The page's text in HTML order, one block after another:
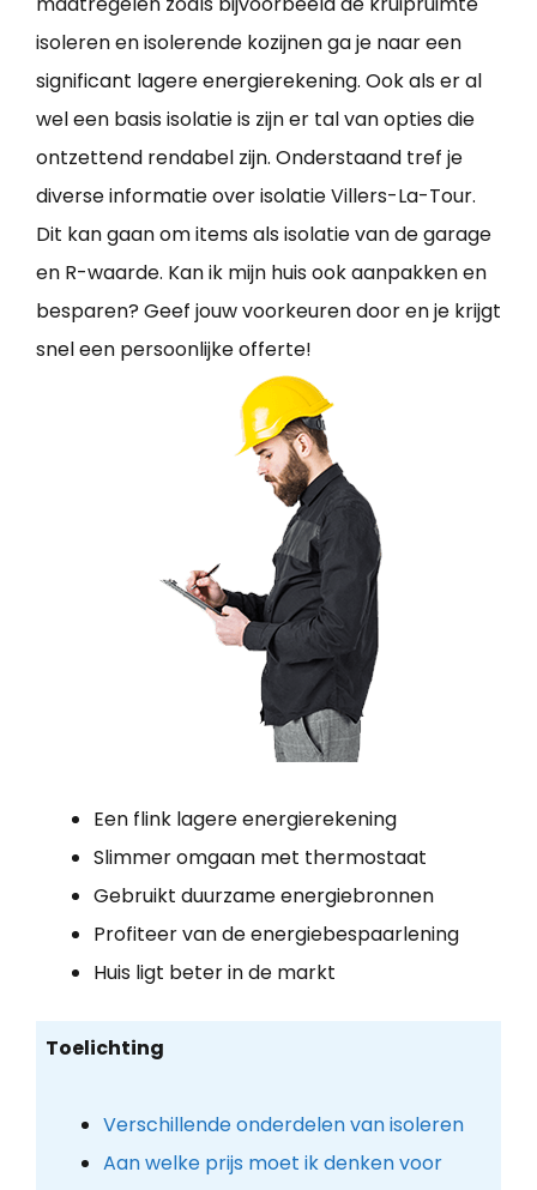
isoleren en isolerende kozijnen ga je naar een
significant lagere energierekening. Ook als er al
wel een basis isolatie is zijn er tal van opties die
ontzettend rendabel zijn. Onderstaand tref je
diverse informatie over isolatie Villers-La-Tour.
Dit kan gaan om items als isolatie van de garage
en R-waarde. Kan ik mijn huis ook aanpakken en
besparen? Geef jouw voorkeuren door en je krijgt
snel een persoonlijke offerte!
Een flink lagere energierekening
Slimmer omgaan met thermostaat
Gebruikt duurzame energiebronnen
Profiteer van de energiebespaarlening
Huis ligt beter in de markt
Toelichting
Verschillende onderdelen van isoleren
Aan welke prijs moet ik denken voor